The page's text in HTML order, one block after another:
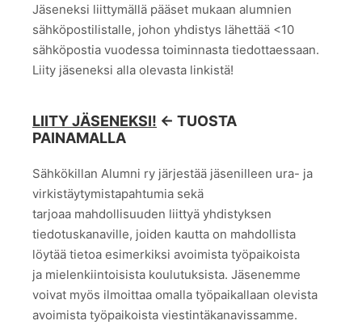
Jäseneksi liittymällä pääset mukaan alumnien
sähköpostilistalle, johon yhdistys lähettää <10
sähköpostia vuodessa toiminnasta tiedottaessaan.
Liity jäseneksi alla olevasta linkistä!
LIITY JÄSENEKSI! <- TUOSTA
PAINAMALLA
Sähkökillan Alumni ry järjestää jäsenilleen ura- ja
virkistäytymistapahtumia sekä
tarjoaa mahdollisuuden liittyä yhdistyksen
tiedotuskanaville, joiden kautta on mahdollista
löytää tietoa esimerkiksi avoimista työpaikoista
ja mielenkiintoisista koulutuksista. Jäsenemme
voivat myös ilmoittaa omalla työpaikallaan olevista
avoimista työpaikoista viestintäkanavissamme.